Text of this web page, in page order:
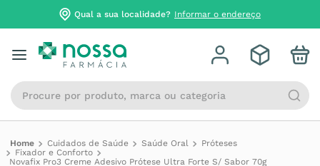
Qual a sua localidade? Informar o endereço
Procure por produto, marca ou categoria
Cuidados de Saúde Saúde Oral
Próteses
Fixador e Conforto
Novafix Pro3 Creme Adesivo Prótese Ultra Forte S/ Sabor 70g